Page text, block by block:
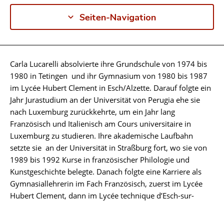
Seiten-Navigation
Biographie
Carla Lucarelli absolvierte ihre Grundschule von 1974 bis
1980 in Tetingen und ihr Gymnasium von 1980 bis 1987
im Lycée Hubert Clement in Esch/Alzette. Darauf folgte ein
Jahr Jurastudium an der Universität von Perugia ehe sie
nach Luxemburg zurückkehrte, um ein Jahr lang
Französisch und Italienisch am Cours universitaire in
Luxemburg zu studieren. Ihre akademische Laufbahn
setzte sie an der Universität in Straßburg fort, wo sie von
1989 bis 1992 Kurse in französischer Philologie und
Kunstgeschichte belegte. Danach folgte eine Karriere als
Gymnasiallehrerin im Fach Französisch, zuerst im Lycée
Hubert Clement, dann im Lycée technique d’Esch-sur-